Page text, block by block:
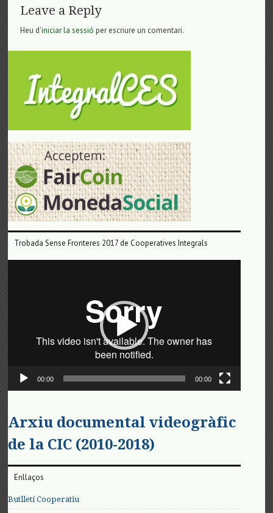
Leave a Reply
Heu d'iniciar la sessió per escriure un comentari.
Trobada Sense Fronteres 2017 de Cooperatives Integrals
00:00 00:00
Arxiu documental videogràfic
de la CIC (2010-2018)
Enllaços
Butlletí Cooperatiu